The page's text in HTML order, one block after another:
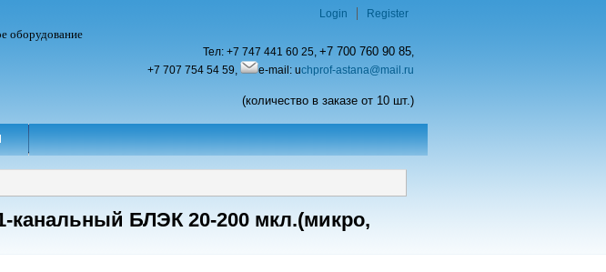
оборудование
Тел: +7 747 441 60 25, +7 700 760 90 85,
+7 707 754 54 59,
e-mail: uchprof-astana@mail.ru
(количество в заказе от 10 шт.)
Login Register
канальный БЛЭК 20-200 мкл.(микро,